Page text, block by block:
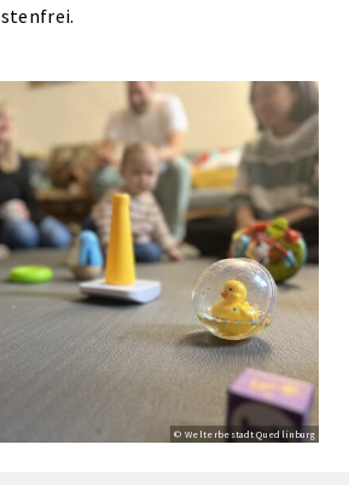
© Welterbestadt Quedlinburg